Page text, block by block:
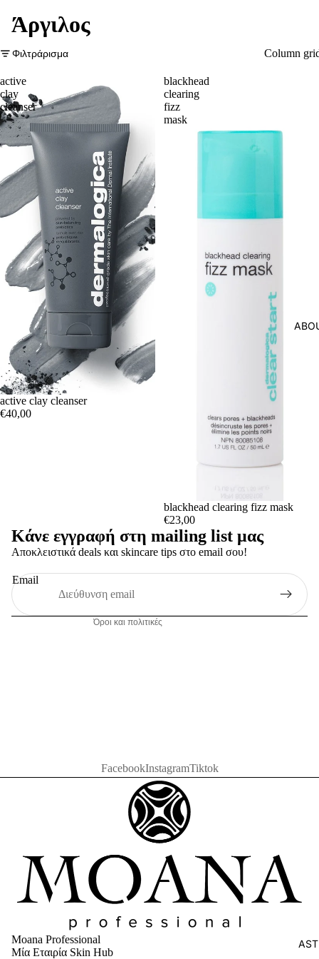
Άργιλος
Φιλτράρισμα Column
active
clay
cleanser
active clay cleanser
€40,00
blackhead
clearing
fizz
mask
blackhead clearing fizz mask
€23,00
Κάνε εγγραφή στη mailing list μας
Αποκλειστικά deals και skincare tips στο email σου!
Email
Όροι και πολιτικές
Πολιτική επιστροφής χρημάτων
Πληροφορίες επικοινωνίας
Πολιτική αποστολής
Νομική ειδοποίηση
FacebookInstagramTiktok
Moana Professional
Μία Εταιρία Skin Hub